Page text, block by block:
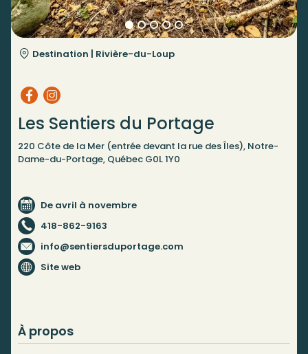
Destination | Rivière-du-Loup
Les Sentiers du Portage
220 Côte de la Mer (entrée devant la rue des Îles), Notre-
Dame-du-Portage, Québec G0L 1Y0
De avril à novembre
418-862-9163
info@sentiersduportage.com
Site web
À propos